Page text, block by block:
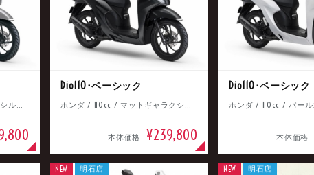
ホンダ / 110cc / マットテクノシルバーメタリック
Dio110･ベーシック
ホンダ / 110cc / マットギャラクシーブラックメタリック
本体価格 ¥239,800
Dio110･ベーシック
本体価格
NEW 明石店 NEW 明石店